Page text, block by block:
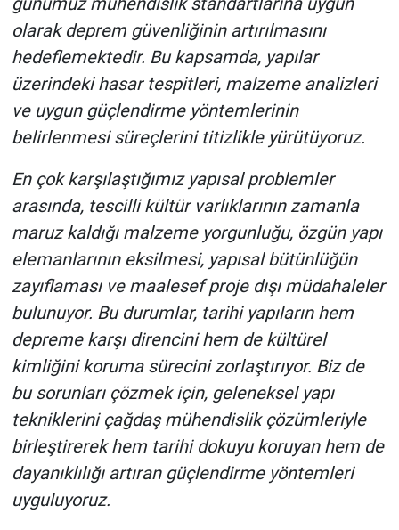
olarak deprem güvenliğinin artırılmasını
hedeflemektedir. Bu kapsamda, yapılar
üzerindeki hasar tespitleri, malzeme analizleri
ve uygun güçlendirme yöntemlerinin
belirlenmesi süreçlerini titizlikle yürütüyoruz.
En çok karşılaştığımız yapısal problemler
arasında, tescilli kültür varlıklarının zamanla
maruz kaldığı malzeme yorgunluğu, özgün yapı
elemanlarının eksilmesi, yapısal bütünlüğün
zayıflaması ve maalesef proje dışı müdahaleler
bulunuyor. Bu durumlar, tarihi yapıların hem
depreme karşı direncini hem de kültürel
kimliğini koruma sürecini zorlaştırıyor. Biz de
bu sorunları çözmek için, geleneksel yapı
tekniklerini çağdaş mühendislik çözümleriyle
birleştirerek hem tarihi dokuyu koruyan hem de
dayanıklılığı artıran güçlendirme yöntemleri
uyguluyoruz.